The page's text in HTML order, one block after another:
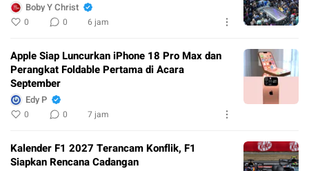
Boby Y Christ
0 0 6 jam
Apple Siap Luncurkan iPhone 18 Pro Max dan
Perangkat Foldable Pertama di Acara
September
Edy P
0 0 7 jam
Kalender F1 2027 Terancam Konflik, F1
Siapkan Rencana Cadangan